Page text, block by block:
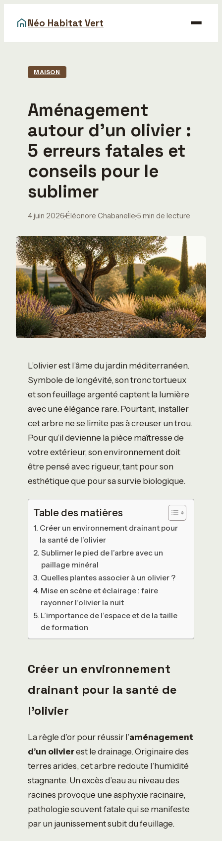
Néo Habitat Vert
Maison
Déco
Gastronomie
Immobilier
MAISON
Aménagement
autour d’un olivier :
5 erreurs fatales et
conseils pour le
sublimer
4 juin 2026·Éléonore Chabanelle·5 min de lecture
L’olivier est l’âme du jardin méditerranéen.
Symbole de longévité, son tronc tortueux
et son feuillage argenté captent la lumière
avec une élégance rare. Pourtant, installer
cet arbre ne se limite pas à creuser un trou.
Pour qu’il devienne la pièce maîtresse de
votre extérieur, son environnement doit
être pensé avec rigueur, tant pour son
esthétique que pour sa survie biologique.
Table des matières
Créer un environnement drainant pour
la santé de l’olivier
Sublimer le pied de l’arbre avec un
paillage minéral
Quelles plantes associer à un olivier ?
Mise en scène et éclairage : faire
rayonner l’olivier la nuit
L’importance de l’espace et de la taille
de formation
Créer un environnement
drainant pour la santé de
l’olivier
La règle d’or pour réussir l’aménagement
d’un olivierest le drainage. Originaire des
terres arides, cet arbre redoute l’humidité
stagnante. Un excès d’eau au niveau des
racines provoque une asphyxie racinaire,
pathologie souvent fatale qui se manifeste
par un jaunissement subit du feuillage.